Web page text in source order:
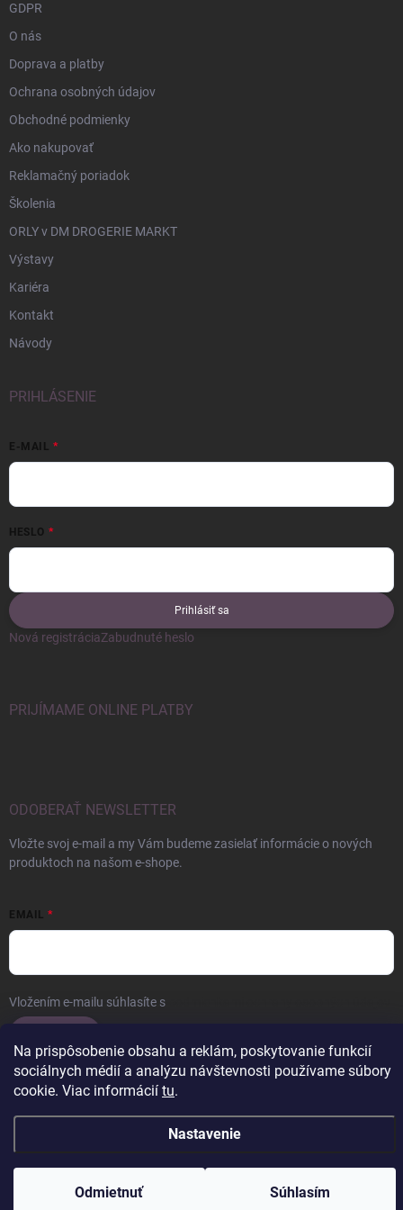
Na prispôsobenie obsahu a reklám, poskytovanie funkcií
sociálnych médií a analýzu návštevnosti používame súbory
cookie. Viac informácií tu.
Nastavenie
Odmietnuť Súhlasím
GDPR
O nás
Doprava a platby
Ochrana osobných údajov
Obchodné podmienky
Ako nakupovať
Reklamačný poriadok
Školenia
ORLY v DM DROGERIE MARKT
Výstavy
Kariéra
Kontakt
Návody
PRIHLÁSENIE
E-MAIL
HESLO
Prihlásiť sa
Nová registráciaZabudnuté heslo
PRIJÍMAME ONLINE PLATBY
ODOBERAŤ NEWSLETTER
Vložte svoj e-mail a my Vám budeme zasielať informácie o nových
produktoch na našom e-shope.
EMAIL
Vložením e-mailu súhlasíte s
Copyright 2026ERROW. Všetky práva vyhradené.Upraviť nastavenie
cookies